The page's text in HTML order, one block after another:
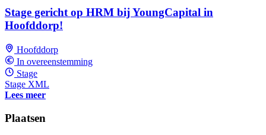
Stage gericht op HRM bij YoungCapital in
Hoofddorp!
Hoofddorp
In overeenstemming
Stage
Stage XML
Lees meer
Plaatsen